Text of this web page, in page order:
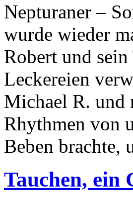
Nepturaner –
wurde wieder
Robert und
Leckereien
Michael R. und
Rhythmen von
Beben
Tauchen, ein